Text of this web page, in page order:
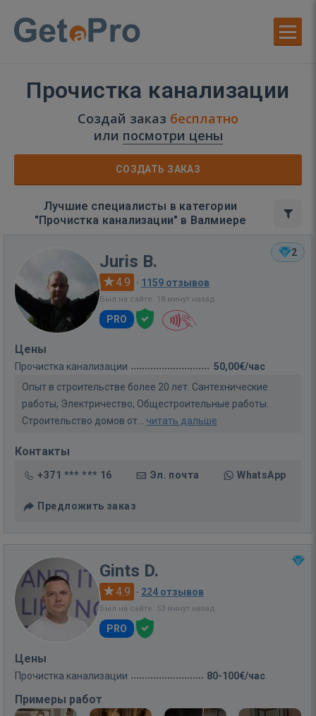
Прочистка канализации
Создай заказ бесплатно
или посмотри цены
СОЗДАТЬ ЗАКАЗ
Лучшие специалисты в категории
"Прочистка канализации" в Валмиере
2
Juris B.
4.9 · 1159 отзывов
Был на сайте: 18 минут назад
PRO
Цены
Прочистка канализации
50,00€/час
Опыт в строительстве более 20 лет. Сантехнические
работы, Электричество, Общестроительные работы.
Строительство домов от... читать дальше
Контакты
+371 *** *** 16 Эл. почта WhatsApp
Предложить заказ
Gints D.
4.9 · 224 отзывов
Был на сайте: 53 минут назад
PRO
Цены
Прочистка канализации 80-100€/час
Примеры работ